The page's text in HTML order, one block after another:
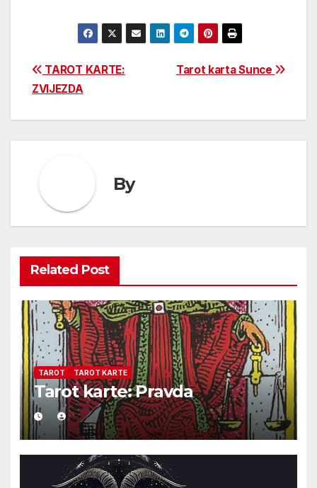
Post
navigation
Tarot karta Sunce
TAROT KARTE:
ZVIJEZDA
By
Related Post
TAROT TAROT KARTE
Tarot karte: Pravda